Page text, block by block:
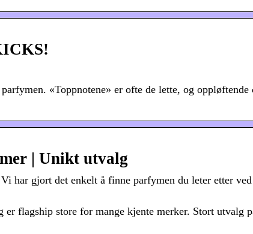
«Toppnotene» er ofte de lette, og oppløftende
| Unikt utvalg
har gjort det enkelt å finne parfymen du leter etter
flagship store for mange kjente merker. Stort utvalg